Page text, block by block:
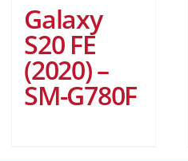
Galaxy
S20 FE
(2020) –
SM-G780F